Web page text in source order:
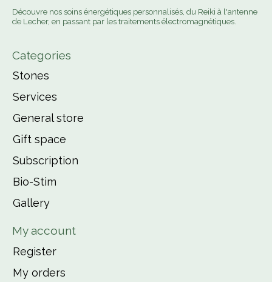
Découvre nos soins énergétiques personnalisés, du Reiki à l'antenne
de Lecher, en passant par les traitements électromagnétiques.
Categories
Stones
Services
General store
Gift space
Subscription
Bio-Stim
Gallery
My account
Register
My orders